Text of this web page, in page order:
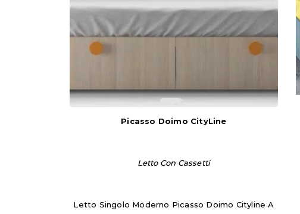
Picasso Doimo CityLine
Letto Con Cassetti
Letto Singolo Moderno Picasso Doimo Cityline A